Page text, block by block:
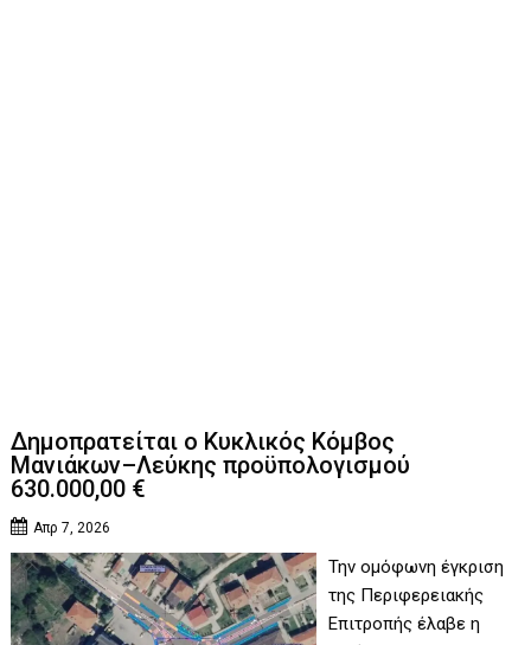
Δημοπρατείται ο Κυκλικός Κόμβος
Μανιάκων–Λεύκης προϋπολογισμού
630.000,00 €
Απρ 7, 2026
Την ομόφωνη έγκριση
της Περιφερειακής
Επιτροπής έλαβε η